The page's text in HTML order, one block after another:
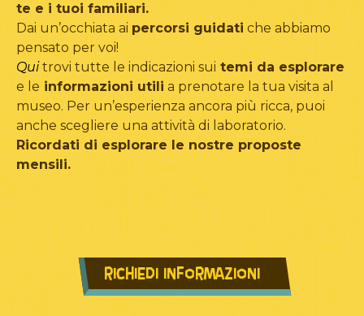
te e i tuoi familiari.
Dai un’occhiata ai percorsi guidati che abbiamo
pensato per voi!
Qui trovi tutte le indicazioni sui temi da esplorare
e le informazioni utili a prenotare la tua visita al
museo. Per un’esperienza ancora più ricca, puoi
anche scegliere una attività di laboratorio.
Ricordati di esplorare le nostre proposte
mensili.
RICHIEDI INFORMAZIONI